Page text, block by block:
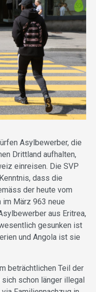
Asylbewerber, die
Drittland aufhalten,
einreisen. Die SVP
dass die
der heute vom
März 963 neue
aus Eritrea,
gesunken ist
und Angola ist sie
beträchtlichen Teil der
sich schon länger illegal